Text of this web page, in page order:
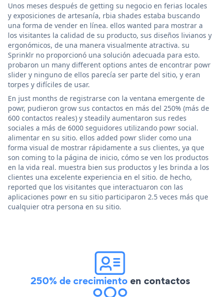
Unos meses después de getting su negocio en ferias locales
y exposiciones de artesanía, rbia shades estaba buscando
una forma de vender en línea. ellos wanted para mostrar a
los visitantes la calidad de su producto, sus diseños livianos y
ergonómicos, de una manera visualmente atractiva. su
Sprinklr no proporcionó una solución adecuada para esto.
probaron un many different options antes de encontrar powr
slider y ninguno de ellos parecía ser parte del sitio, y eran
torpes y difíciles de usar.
En just months de registrarse con la ventana emergente de
powr, pudieron grow sus contactos en más del 250% (más de
600 contactos reales) y steadily aumentaron sus redes
sociales a más de 6000 seguidores utilizando powr social.
alimentar en su sitio. ellos added powr slider como una
forma visual de mostrar rápidamente a sus clientes, ya que
son coming to la página de inicio, cómo se ven los productos
en la vida real. muestra bien sus productos y les brinda a los
clientes una excelente experiencia en el sitio. de hecho,
reported que los visitantes que interactuaron con las
aplicaciones powr en su sitio participaron 2.5 veces más que
cualquier otra persona en su sitio.
250% de crecimientoen contactos